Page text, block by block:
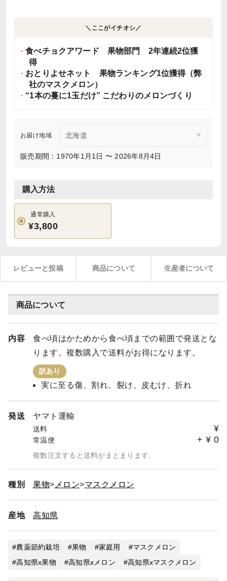
＼ここがイチオシ／
食べチョクアワード 果物部門 2年連続2位獲
得
おとりよせネット 果物ランキング1位獲得（弊
社のマスクメロン）
“1本の蔓に1玉だけ” こだわりのメロンづくり
お届け地域
販売期間：1970年1月1日 〜 2026年8月4日
購入方法
通常購入
¥3,800
レビューと投稿 商品について 生産者について
商品について
内容
食べ頃はかためから食べ頃までの範囲で発送とな
ります。複数購入で送料がお得になります。
訳あり
実に至る傷、割れ、裂け、皮むけ、折れ
発送 ヤマト運輸
送料 ¥
常温便 + ¥ 0
複数注文すると送料がまとまります。
種別 果物 メロン マスクメロン
産地 高知県
農薬節約栽培 果物 家庭用
マスクメロン
高知県x果物
高知県xメロン 高知県xマスクメロン